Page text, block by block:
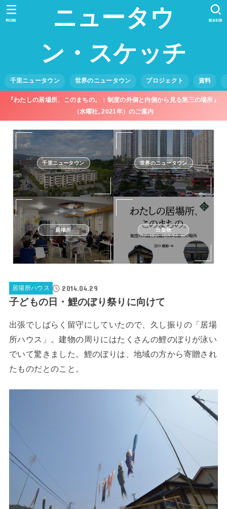
ニュータウ
ン・スケッチ
千里ニュータウン 世界のニュータウン プロジェクト 資料
SEARCH
MENU
『わたしの居場所、このまちの。：制度の外側と内側から見る第三の場所』
（水曜社, 2021年）のご案内
千里ニュータウン 世界のニュータウン
居場所 出版物
居場所ハウス 2014.04.29
子どもの日・鯉のぼり祭りに向けて
出張でしばらく留守にしていたので、久し振りの「居場
所ハウス」。建物の周りにはたくさんの鯉のぼりが泳い
でいて驚きました。鯉のぼりは、地域の方から寄贈され
たものだとのこと。